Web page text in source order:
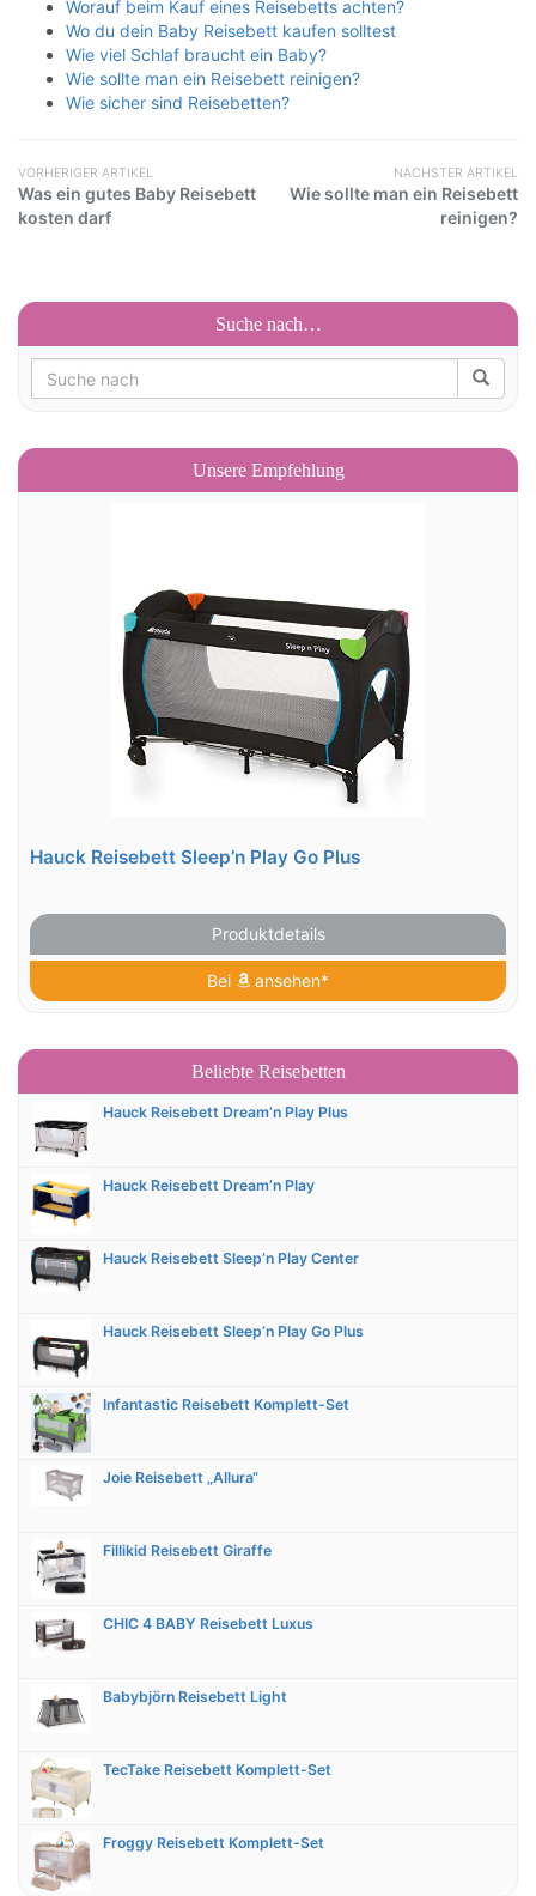
Worauf beim Kauf eines Reisebetts achten?
Wo du dein Baby Reisebett kaufen solltest
Wie viel Schlaf braucht ein Baby?
Wie sollte man ein Reisebett reinigen?
Wie sicher sind Reisebetten?
VORHERIGER ARTIKEL
Was ein gutes Baby Reisebett
kosten darf
NÄCHSTER ARTIKEL
Wie sollte man ein Reisebett
reinigen?
Suche nach…
Unsere Empfehlung
Hauck Reisebett Sleep’n Play Go Plus
Produktdetails
Bei ansehen*
Beliebte Reisebetten
Hauck Reisebett Dream’n Play Plus
Hauck Reisebett Dream’n Play
Hauck Reisebett Sleep’n Play Center
Hauck Reisebett Sleep’n Play Go Plus
Infantastic Reisebett Komplett-Set
Joie Reisebett „Allura“
Fillikid Reisebett Giraffe
CHIC 4 BABY Reisebett Luxus
Babybjörn Reisebett Light
TecTake Reisebett Komplett-Set
Froggy Reisebett Komplett-Set